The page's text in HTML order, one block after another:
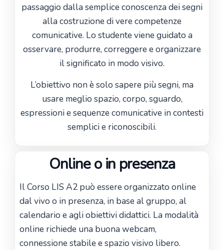
passaggio dalla semplice conoscenza dei segni
alla costruzione di vere competenze
comunicative. Lo studente viene guidato a
osservare, produrre, correggere e organizzare
il significato in modo visivo.
L’obiettivo non è solo sapere più segni, ma
usare meglio spazio, corpo, sguardo,
espressioni e sequenze comunicative in contesti
semplici e riconoscibili.
Online o in presenza
Il Corso LIS A2 può essere organizzato online
dal vivo o in presenza, in base al gruppo, al
calendario e agli obiettivi didattici. La modalità
online richiede una buona webcam,
connessione stabile e spazio visivo libero.